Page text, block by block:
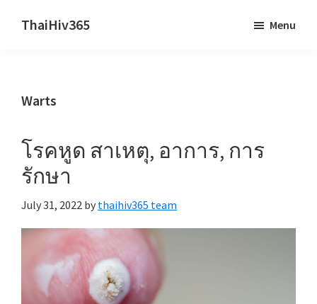
ThaiHiv365
behind.
Menu
Warts
โรคหูด สาเหตุ, อาการ, การ
รักษา
July 31, 2022 by thaihiv365 team